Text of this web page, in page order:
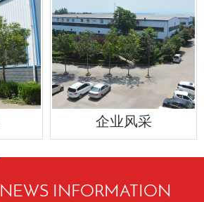
企业风采
NEWS INFORMATION